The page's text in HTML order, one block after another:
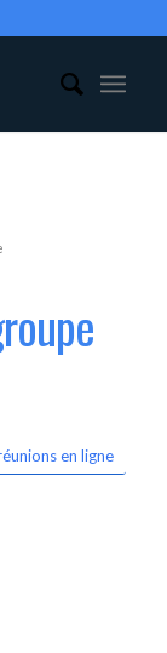
en ligne